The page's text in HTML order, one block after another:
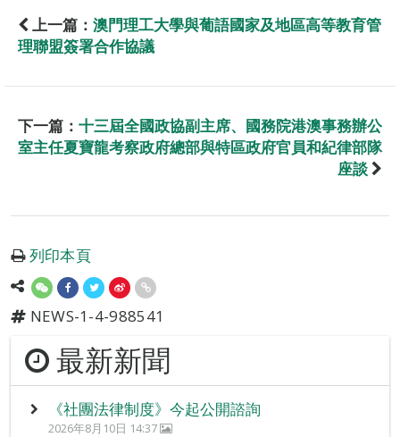
上一篇： 澳門理工大學與葡語國家及地區高等教育管
理聯盟簽署合作協議
下一篇： 十三屆全國政協副主席、國務院港澳事務辦公
室主任夏寶龍考察政府總部與特區政府官員和紀律部隊
座談
列印本頁
NEWS-1-4-988541
最新新聞
《社團法律制度》今起公開諮詢
2026年8月10日 14:37